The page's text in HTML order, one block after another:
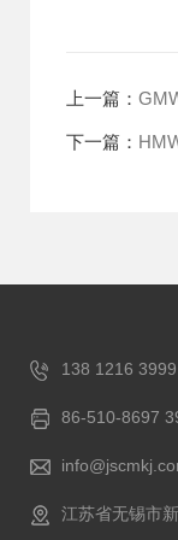
上一篇：
下一篇：
138 1216 3999
86-510-8697
江苏省无锡市